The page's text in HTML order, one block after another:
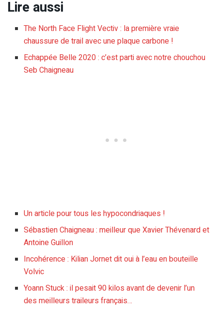
Lire aussi
The North Face Flight Vectiv : la première vraie
chaussure de trail avec une plaque carbone !
Echappée Belle 2020 : c’est parti avec notre chouchou
Seb Chaigneau
Un article pour tous les hypocondriaques !
Sébastien Chaigneau : meilleur que Xavier Thévenard et
Antoine Guillon
Incohérence : Kilian Jornet dit oui à l’eau en bouteille
Volvic
Yoann Stuck : il pesait 90 kilos avant de devenir l’un
des meilleurs traileurs français…